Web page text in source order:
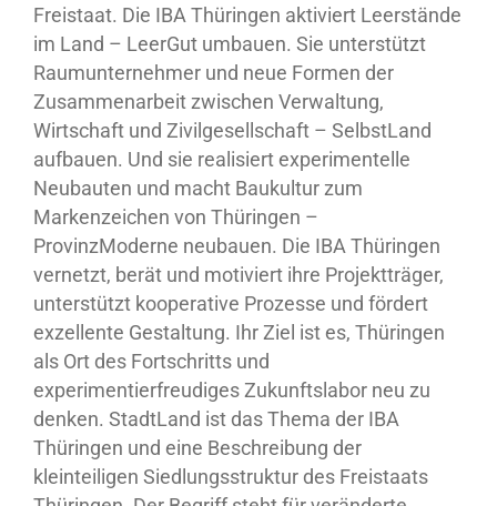
Freistaat. Die IBA Thüringen aktiviert Leerstände
im Land – LeerGut umbauen. Sie unterstützt
Raumunternehmer und neue Formen der
Zusammenarbeit zwischen Verwaltung,
Wirtschaft und Zivilgesellschaft – SelbstLand
aufbauen. Und sie realisiert experimentelle
Neubauten und macht Baukultur zum
Markenzeichen von Thüringen –
ProvinzModerne neubauen. Die IBA Thüringen
vernetzt, berät und motiviert ihre Projektträger,
unterstützt kooperative Prozesse und fördert
exzellente Gestaltung. Ihr Ziel ist es, Thüringen
als Ort des Fortschritts und
experimentierfreudiges Zukunftslabor neu zu
denken. StadtLand ist das Thema der IBA
Thüringen und eine Beschreibung der
kleinteiligen Siedlungsstruktur des Freistaats